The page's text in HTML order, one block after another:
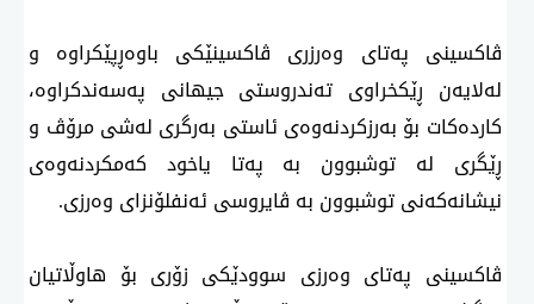
ڤاكسینی پەتای وەرزری ڤاكسینێكی باوەڕپێكراوە و
لەلایەن ڕێكخراوی تەندروستی جیهانی پەسەندكراوە،
كاردەكات بۆ بەرزكردنەوەی ئاستی بەرگری لەشی مرۆڤ و
ڕێگری لە توشبوون بە پەتا یاخود كەمكردنەوەی
نیشانەكەنی توشبوون بە ڤایروسی ئەنفلۆنزای وەرزی.
ڤاكسینی پەتای وەرزی سوودێكی زۆری بۆ هاوڵاتیان